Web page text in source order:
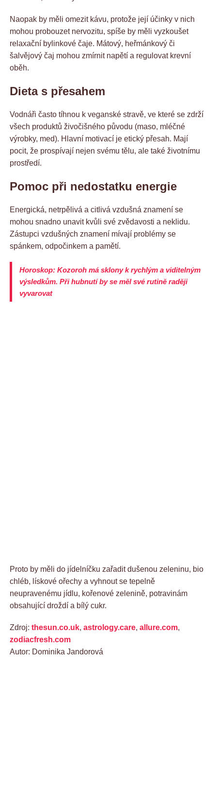
Naopak by měli omezit kávu, protože její účinky v nich
mohou probouzet nervozitu, spíše by měli vyzkoušet
relaxační bylinkové čaje. Mátový, heřmánkový či
šalvějový čaj mohou zmírnit napětí a regulovat krevní
oběh.
Dieta s přesahem
Vodnáři často tíhnou k veganské stravě, ve které se zdrží
všech produktů živočišného původu (maso, mléčné
výrobky, med). Hlavní motivací je etický přesah. Mají
pocit, že prospívají nejen svému tělu, ale také životnímu
prostředí.
Pomoc při nedostatku energie
Energická, netrpělivá a citlivá vzdušná znamení se
mohou snadno unavit kvůli své zvědavosti a neklidu.
Zástupci vzdušných znamení mívají problémy se
spánkem, odpočinkem a pamětí.
Horoskop: Kozoroh má sklony k rychlým a viditelným
výsledkům. Při hubnutí by se měl své rutině raději
vyvarovat
Proto by měli do jídelníčku zařadit dušenou zeleninu, bio
chléb, lískové ořechy a vyhnout se tepelně
neupravenému jídlu, kořenové zelenině, potravinám
obsahující droždí a bílý cukr.
Zdroj: thesun.co.uk, astrology.care, allure.com,
zodiacfresh.com
Autor: Dominika Jandorová